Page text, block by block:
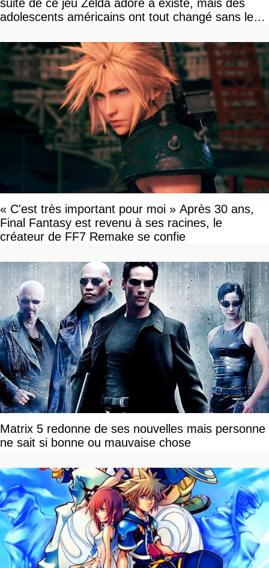
suite de ce jeu Zelda adoré a existé, mais des
adolescents américains ont tout changé sans le
« C'est très important pour moi » Après 30 ans,
Final Fantasy est revenu à ses racines, le
créateur de FF7 Remake se confie
Matrix 5 redonne de ses nouvelles mais personne
ne sait si bonne ou mauvaise chose